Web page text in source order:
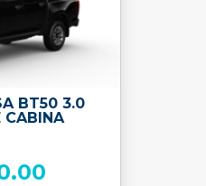
BT50 3.0
CABINA